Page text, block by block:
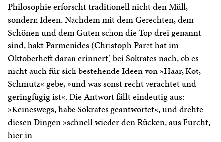
Philosophie erforscht traditionell nicht den Müll,
sondern Ideen. Nachdem mit dem Gerechten, dem
Schönen und dem Guten schon die Top drei genannt
sind, hakt Parmenides (Christoph Paret hat im
Oktoberheft daran erinnert) bei Sokrates nach, ob es
nicht auch für sich bestehende Ideen von »Haar, Kot,
Schmutz« gebe, »und was sonst recht verachtet und
geringfügig ist«. Die Antwort fällt eindeutig aus:
»Keineswegs, habe Sokrates geantwortet«, und drehte
diesen Dingen »schnell wieder den Rücken, aus Furcht,
hier in